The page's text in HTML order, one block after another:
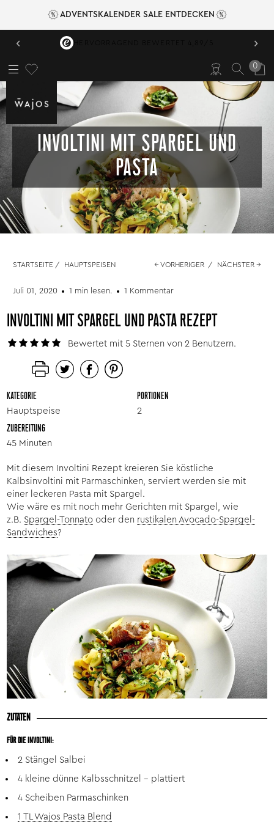
ADVENTSKALENDER SALE ENTDECKEN
‹ VERSANDKOSTENFREI AB 49,95 € ›
0
INVOLTINI MIT SPARGEL UND
PASTA
STARTSEITE / HAUPTSPEISEN ← VORHERIGER / NÄCHSTER →
Juli 01, 2020 1 min lesen. 1 Kommentar
INVOLTINI MIT SPARGEL UND PASTA REZEPT
Bewertet mit 5 Sternen von 2 Benutzern.
KATEGORIE
Hauptspeise
PORTIONEN
2
ZUBEREITUNG
45 Minuten
Mit diesem Involtini Rezept kreieren Sie köstliche
Kalbsinvoltini mit Parmaschinken, serviert werden sie mit
einer leckeren Pasta mit Spargel.
Wie wäre es mit noch mehr Gerichten mit Spargel, wie
z.B. Spargel-Tonnato oder den rustikalen Avocado-Spargel-
Sandwiches?
ZUTATEN
FÜR DIE INVOLTINI:
2 Stängel Salbei
4 kleine dünne Kalbsschnitzel - plattiert
4 Scheiben Parmaschinken
1 TL Wajos Pasta Blend